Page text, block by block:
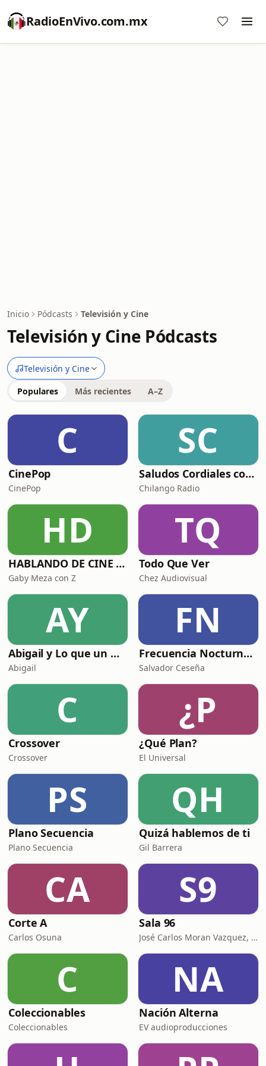
RadioEnVivo.com.mx
Inicio Pódcasts Televisión y Cine
Televisión y Cine Pódcasts
Televisión y Cine
Populares Más recientes A–Z
C
CinePop
CinePop
SC
Saludos Cordiales con Gaby Meza
Chilango Radio
HD
HABLANDO DE CINE CON
Gaby Meza con Z
TQ
Todo Que Ver
Chez Audiovisual
AY
Abigail y Lo que un Hombre Calla
Abigail
FN
Frecuencia Nocturna Mxli
Salvador Ceseña
C
Crossover
Crossover
¿P
¿Qué Plan?
El Universal
PS
Plano Secuencia
Plano Secuencia
QH
Quizá hablemos de ti
Gil Barrera
CA
Corte A
Carlos Osuna
S9
Sala 96
José Carlos Moran Vazquez, Sergio Salinas Peralta
C
Coleccionables
Coleccionables
NA
Nación Alterna
EV audioproducciones